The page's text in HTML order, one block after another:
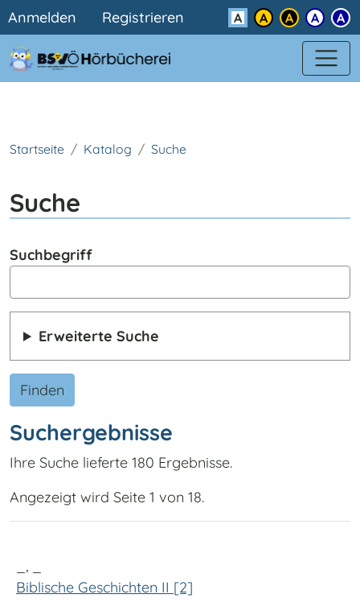
Direkt zum Inhalt
Benutzermenü
Anmelden Registrieren Kontrast
Startseite Katalog Suche
Suche
Suchbegriff
Erweiterte Suche
Finden
Suchergebnisse
Ihre Suche lieferte 180 Ergebnisse.
Angezeigt wird Seite 1 von 18.
Biblische Geschichten II [2]